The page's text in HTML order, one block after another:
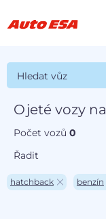
Hledat vůz
Ojeté vozy
Počet vozů0
Řadit
hatchback benzín